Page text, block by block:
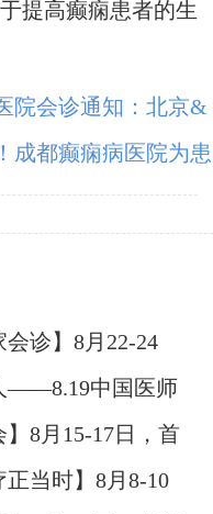
提高癫痫患者的生
院会诊通知：北京&
+大额基金补贴，名
成都癫痫病医院为患
会诊】8月22-24
授亲临成都免费会
——8.19中国医师
】8月15-17日，首
杨涛博士空降成都
正当时】8月8-10